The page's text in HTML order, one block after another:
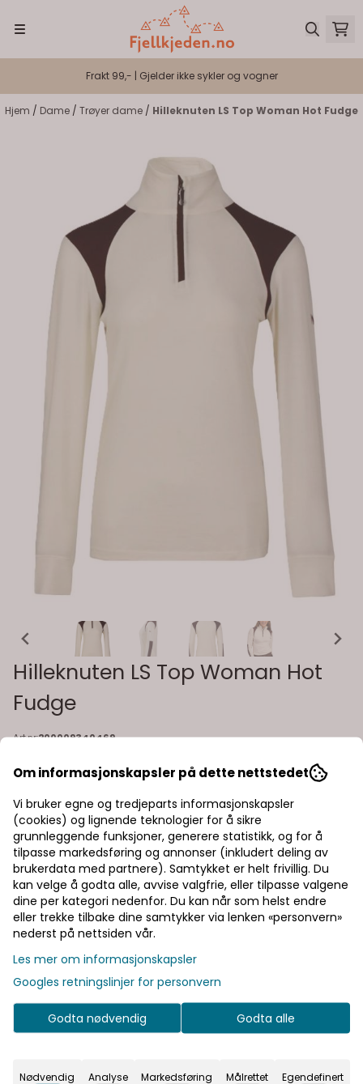
Frakt 99,- | Gjelder ikke sykler og vogner
Hjem / Dame / Trøyer dame / Hilleknuten LS Top Woman Hot Fudge
Hilleknuten LS Top Woman Hot
Fudge
Art.nr:200009340469
WoolLand Hilleknuten Half-Zip Ulltrøye til dame i 100%
merinoull, perfekt for turer hele året. Den lette og luftige
behagelig i alle værforhold. Modellen er 178 cm og har på
seg størrelse S . Farge: hot fudge Egenskaper: 100 %
merinoull normal passform designet i Norge
Les mer
1.300,-
Velg størrelse
Legg i handlekurv
På lager
Om informasjonskapsler på dette nettstedet
Vi bruker egne og tredjeparts informasjonskapsler
(cookies) og lignende teknologier for å sikre
grunnleggende funksjoner, generere statistikk, og for å
tilpasse markedsføring og annonser (inkludert deling av
brukerdata med partnere). Samtykket er helt frivillig. Du
kan velge å godta alle, avvise valgfrie, eller tilpasse valgene
dine per kategori nedenfor. Du kan når som helst endre
eller trekke tilbake dine samtykker via lenken «personvern»
nederst på nettsiden vår.
Les mer om informasjonskapsler
Googles retningslinjer for personvern
Godta nødvendig Godta alle
Nødvendig Analyse Markedsføring Målrettet Egendefinert